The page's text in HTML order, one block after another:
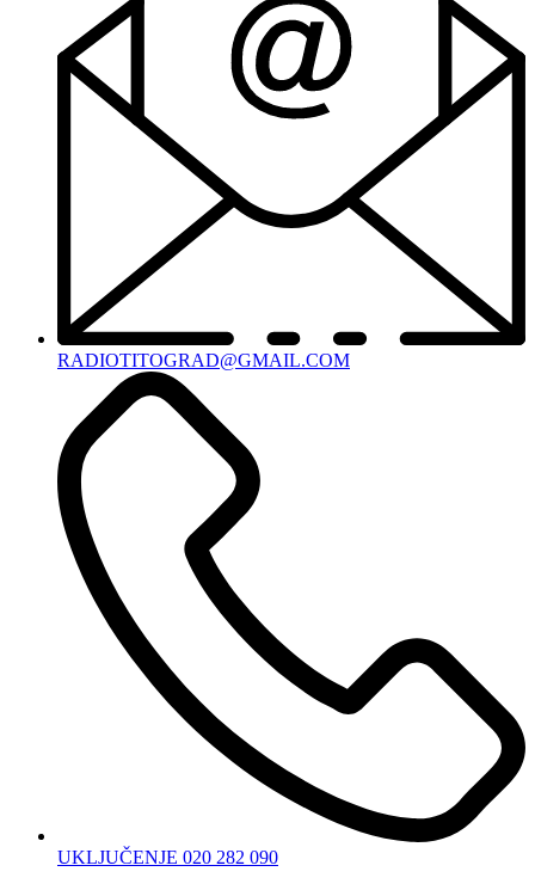
RADIOTITOGRAD@GMAIL.COM
UKLJUČENJE 020 282 090